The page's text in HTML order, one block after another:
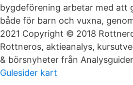
bygdeförening arbetar med att
både för barn och vuxna,
2021 Copyright © 2018
Rottneros, aktieanalys,
& börsnyheter från
Gulesider kart